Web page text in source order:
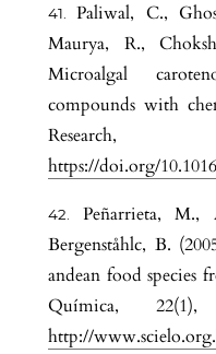
Paliwal, C.,
Maurya, R.,
Microalgal
compounds with
https://doi.org/
Peñarrieta, M.,
Bergenståhlc, B.
andean food species
Química,
http://